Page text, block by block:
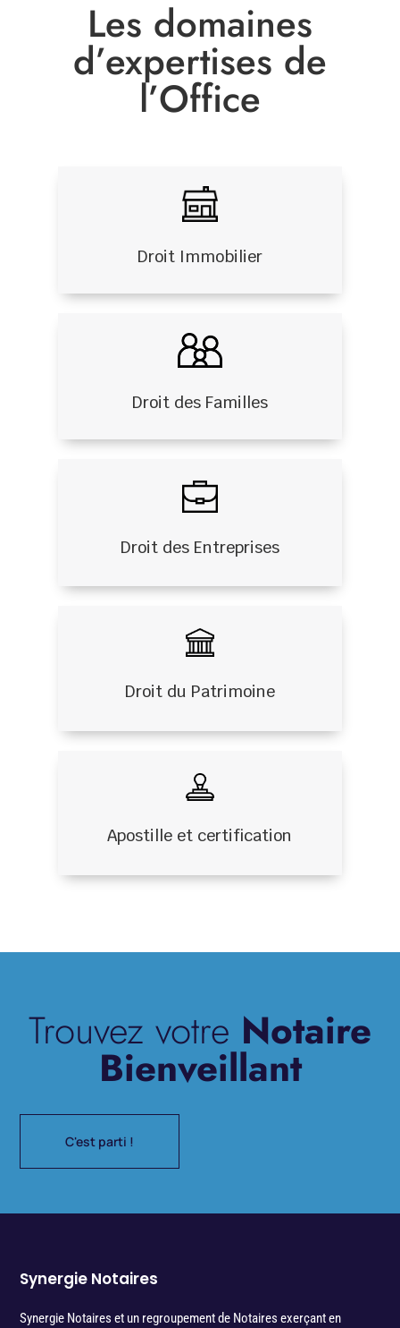
Les domaines
d’expertises de
l’Office
Droit Immobilier
Droit des Familles
Droit des Entreprises
Droit du Patrimoine
Apostille et certification
Trouvez votre Notaire
Bienveillant
C'est parti !
Synergie Notaires
Synergie Notaires et un regroupement de Notaires exerçant en